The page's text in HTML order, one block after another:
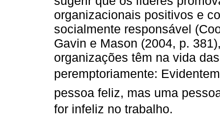
organizacionais positivos e
socialmente responsável
Gavin e Mason (2004, p.
organizações têm na vida
peremptoriamente:
pessoa feliz, mas uma
for infeliz no trabalho.